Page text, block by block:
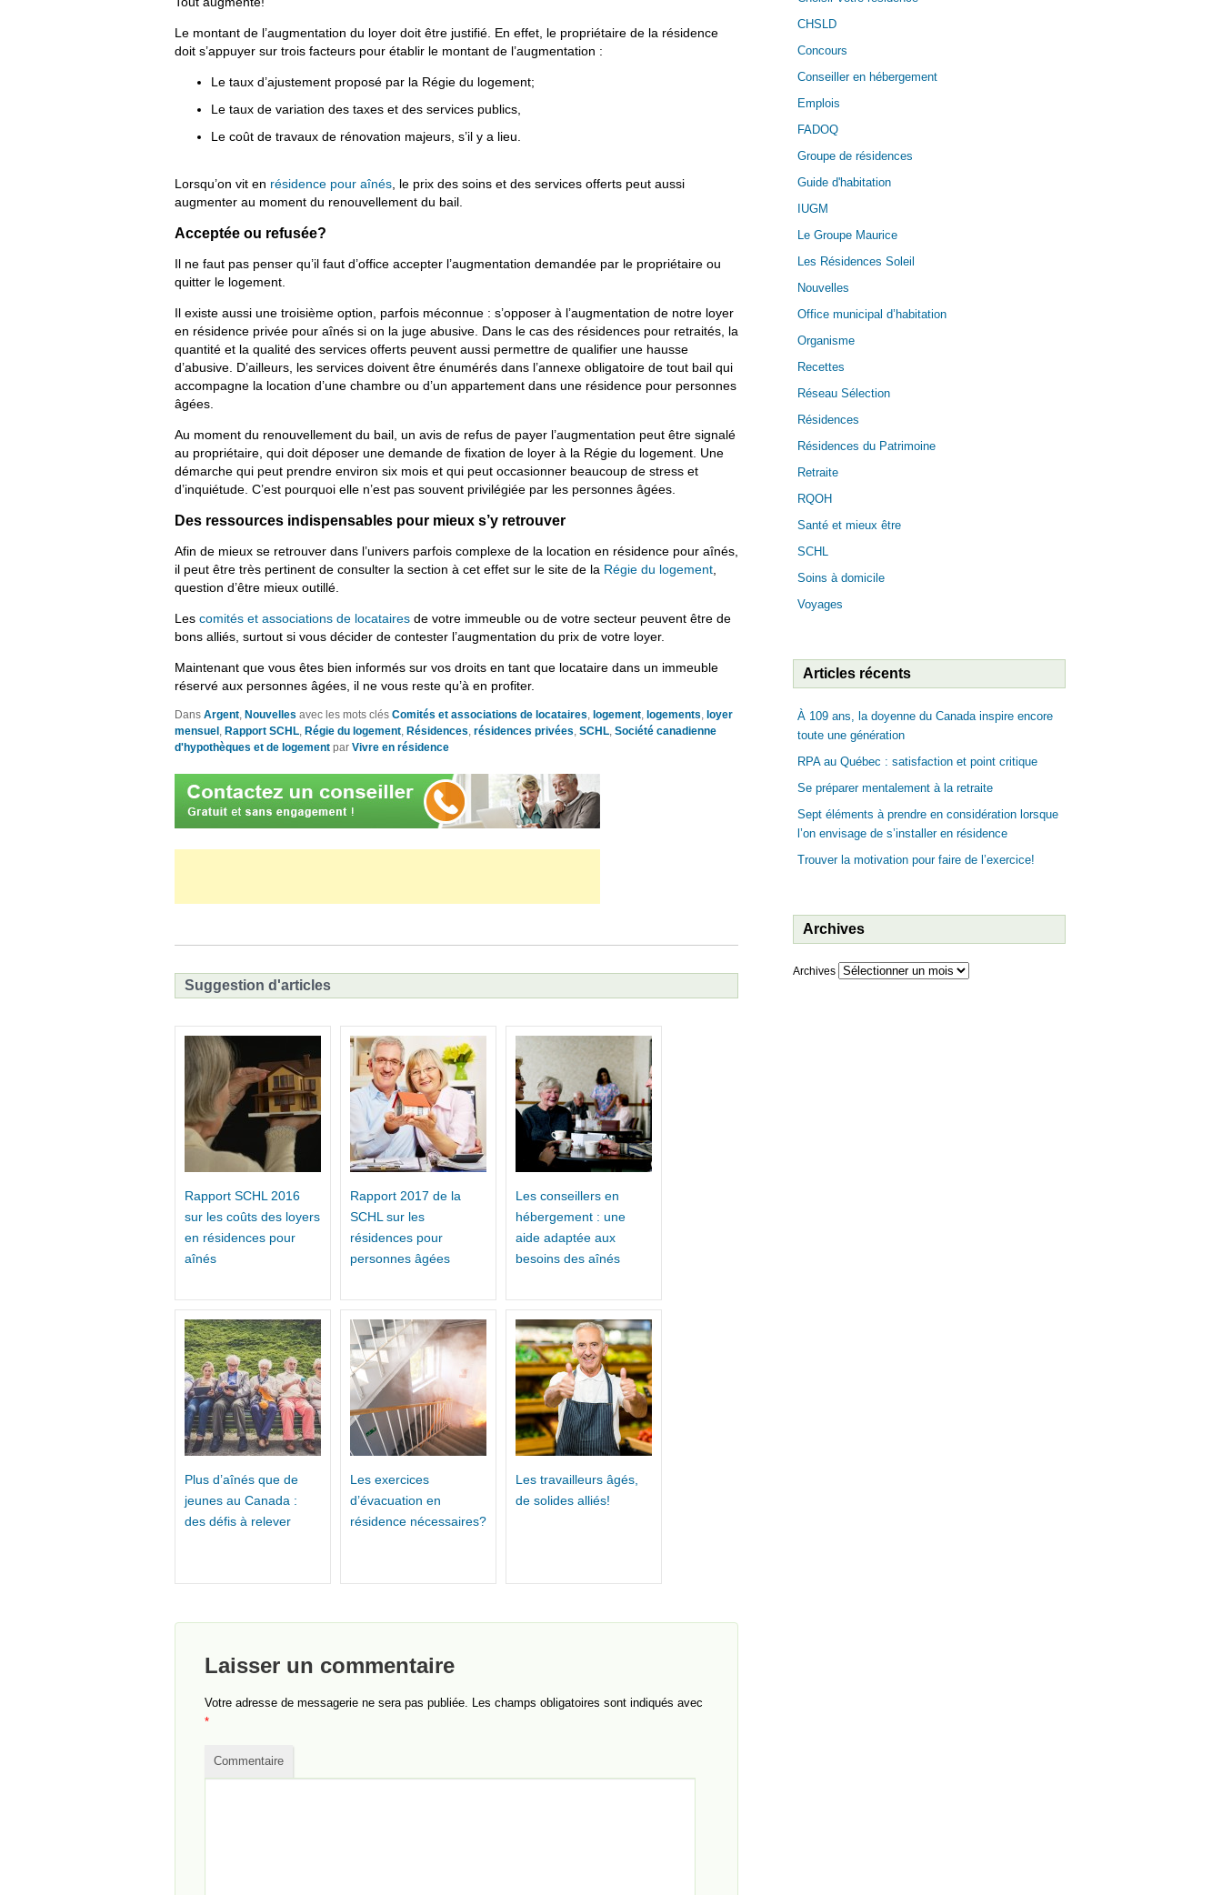
Le montant de l’augmentation du loyer doit être justifié. En effet, le propriétaire de la résidence
doit s’appuyer sur trois facteurs pour établir le montant de l’augmentation :
Le taux d’ajustement proposé par la Régie du logement;
Le taux de variation des taxes et des services publics,
Le coût de travaux de rénovation majeurs, s’il y a lieu.
Lorsqu’on vit en résidence pour aînés , le prix des soins et des services offerts peut aussi
augmenter au moment du renouvellement du bail.
Acceptée ou refusée?
Il ne faut pas penser qu’il faut d’office accepter l’augmentation demandée par le propriétaire ou
quitter le logement.
Il existe aussi une troisième option, parfois méconnue : s’opposer à l’augmentation de notre loyer
en résidence privée pour aînés si on la juge abusive. Dans le cas des résidences pour retraités, la
quantité et la qualité des services offerts peuvent aussi permettre de qualifier une hausse
d’abusive. D’ailleurs, les services doivent être énumérés dans l’annexe obligatoire de tout bail qui
accompagne la location d’une chambre ou d’un appartement dans une résidence pour personnes
âgées.
Au moment du renouvellement du bail, un avis de refus de payer l’augmentation peut être signalé
au propriétaire, qui doit déposer une demande de fixation de loyer à la Régie du logement. Une
démarche qui peut prendre environ six mois et qui peut occasionner beaucoup de stress et
d’inquiétude. C’est pourquoi elle n’est pas souvent privilégiée par les personnes âgées.
Des ressources indispensables pour mieux s’y retrouver
Afin de mieux se retrouver dans l’univers parfois complexe de la location en résidence pour aînés,
il peut être très pertinent de consulter la section à cet effet sur le site de la Régie du logement
question d’être mieux outillé.
Les comités et associations de locataires de votre immeuble ou de votre secteur peuvent être de
bons alliés, surtout si vous décider de contester l’augmentation du prix de votre loyer.
Maintenant que vous êtes bien informés sur vos droits en tant que locataire dans un immeuble
réservé aux personnes âgées, il ne vous reste qu’à en profiter.
Dans Argent, Nouvelles avec les mots clés Comités et associations de locataires, logement, logements, loyer
mensuel , Rapport SCHL, Régie du logement, Résidences, résidences privées, SCHL, Société canadienne
d'hypothèques et de logement par Vivre en résidence
Suggestion d'articles
Rapport SCHL 2016
sur les coûts des loyers
en résidences pour
aînés
Rapport 2017 de la
SCHL sur les
résidences pour
personnes âgées
Les conseillers en
hébergement : une
aide adaptée aux
besoins des aînés
Plus d’aînés que de
jeunes au Canada :
des défis à relever
Les exercices
d’évacuation en
résidence nécessaires?
Les travailleurs âgés,
de solides alliés!
Laisser un commentaire
Votre adresse de messagerie ne sera pas publiée. Les champs obligatoires sont indiqués avec
*
Commentaire
CHSLD
Concours
Conseiller en hébergement
Emplois
FADOQ
Groupe de résidences
Guide d'habitation
IUGM
Le Groupe Maurice
Les Résidences Soleil
Nouvelles
Office municipal d’habitation
Organisme
Recettes
Réseau Sélection
Résidences
Résidences du Patrimoine
Retraite
RQOH
Santé et mieux être
SCHL
Soins à domicile
Voyages
Articles récents
À 109 ans, la doyenne du Canada inspire encore
toute une génération
RPA au Québec : satisfaction et point critique
Se préparer mentalement à la retraite
Sept éléments à prendre en considération lorsque
l’on envisage de s’installer en résidence
Trouver la motivation pour faire de l’exercice!
Archives
Archives